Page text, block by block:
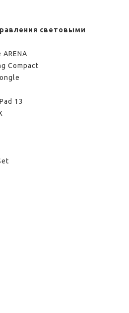
световыми
Compact
13